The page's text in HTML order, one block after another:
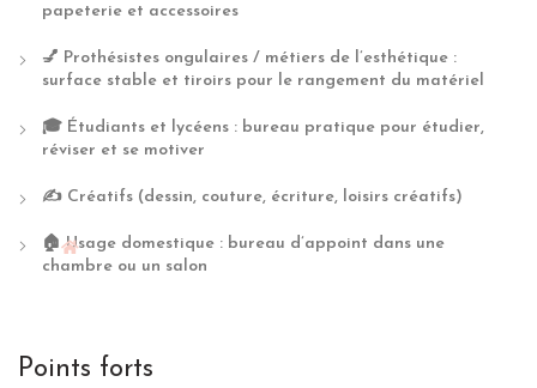
papeterie et accessoires
💅 Prothésistes ongulaires / métiers de l’esthétique :
surface stable et tiroirs pour le rangement du matériel
🎓 Étudiants et lycéens : bureau pratique pour étudier,
réviser et se motiver
✍️ Créatifs (dessin, couture, écriture, loisirs créatifs)
🏠 Usage domestique : bureau d’appoint dans une
chambre ou un salon
Points forts